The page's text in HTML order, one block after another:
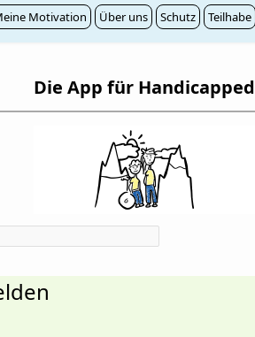
Motivation Über uns Schutz Teilhabe
Die App für Handicapped